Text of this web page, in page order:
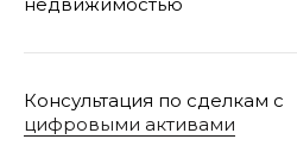
Консультация по сделкам с
цифровыми активами
География